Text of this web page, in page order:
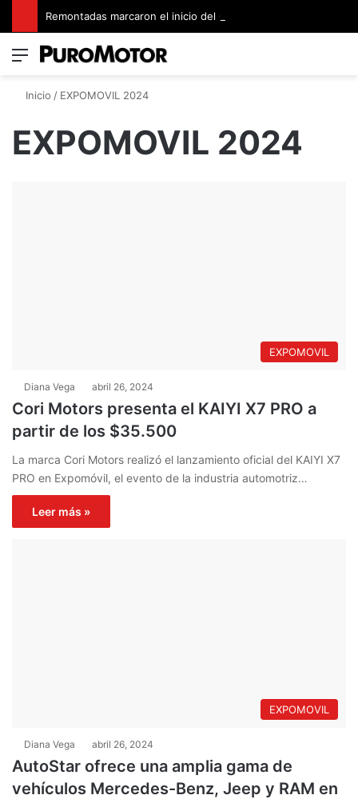
Menú
Inicio / EXPOMOVIL 2024
EXPOMOVIL 2024
EXPOMOVIL
Diana Vega abril 26, 2024
Cori Motors presenta el KAIYI X7 PRO a
partir de los $35.500
La marca Cori Motors realizó el lanzamiento oficial del KAIYI X7
PRO en Expomóvil, el evento de la industria automotriz…
Leer más »
EXPOMOVIL
Diana Vega abril 26, 2024
AutoStar ofrece una amplia gama de
vehículos Mercedes-Benz, Jeep y RAM en